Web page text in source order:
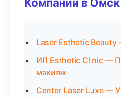
Компании в Омск
Laser Esthetic
ИП Esthetic Clinic —
макияж
Center Laser Luxe —